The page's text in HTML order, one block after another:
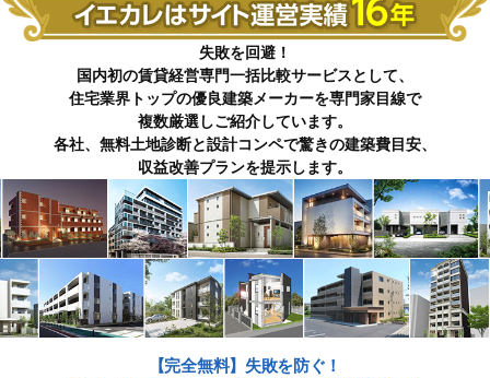
失敗を回避！
国内初の賃貸経営専門一括比較サービスとして、
住宅業界トップの優良建築メーカーを専門家目線で
複数厳選しご紹介しています。
各社、無料土地診断と設計コンペで驚きの建築費目安、
収益改善プランを提示します。
【完全無料】失敗を防ぐ！